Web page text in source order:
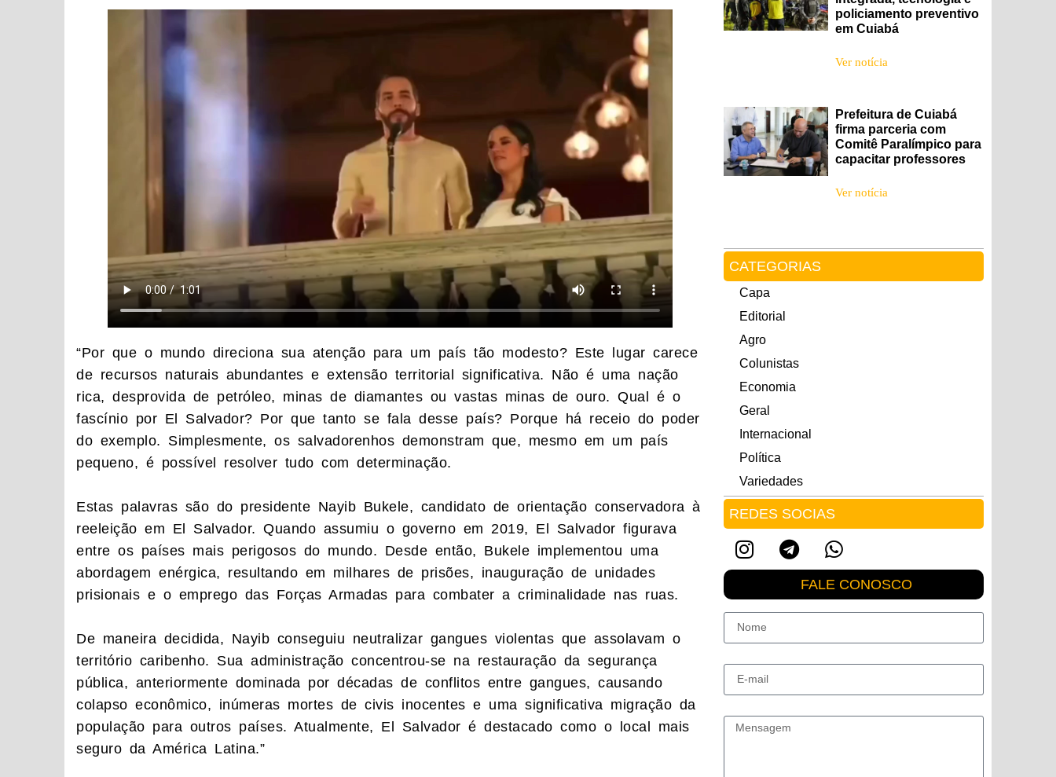
“Por que o mundo direciona sua atenção para um país tão modesto? Este lugar carece
de recursos naturais abundantes e extensão territorial significativa. Não é uma nação
rica, desprovida de petróleo, minas de diamantes ou vastas minas de ouro. Qual é o
fascínio por El Salvador? Por que tanto se fala desse país? Porque há receio do poder
do exemplo. Simplesmente, os salvadorenhos demonstram que, mesmo em um país
pequeno, é possível resolver tudo com determinação.
Estas palavras são do presidente Nayib Bukele, candidato de orientação conservadora à
reeleição em El Salvador. Quando assumiu o governo em 2019, El Salvador figurava
entre os países mais perigosos do mundo. Desde então, Bukele implementou uma
abordagem enérgica, resultando em milhares de prisões, inauguração de unidades
prisionais e o emprego das Forças Armadas para combater a criminalidade nas ruas.
De maneira decidida, Nayib conseguiu neutralizar gangues violentas que assolavam o
território caribenho. Sua administração concentrou-se na restauração da segurança
pública, anteriormente dominada por décadas de conflitos entre gangues, causando
colapso econômico, inúmeras mortes de civis inocentes e uma significativa migração da
população para outros países. Atualmente, El Salvador é destacado como o local mais
seguro da América Latina.”
policiamento preventivo
em Cuiabá
Ver notícia
Prefeitura de Cuiabá
firma parceria com
Comitê Paralímpico para
capacitar professores
Ver notícia
CATEGORIAS
Capa
Editorial
Agro
Colunistas
Economia
Geral
Internacional
Política
Variedades
REDES SOCIAS
FALE CONOSCO